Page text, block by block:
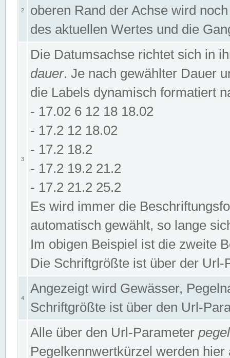
2
oberen Rand der Achse wird
des aktuellen Wertes und die
3
Die Datumsachse richtet sich in
dauer. Je nach gewählter Dauer
die Labels dynamisch formatiert
- 17.02 6 12 18 18.02
- 17.2 12 18.02
- 17.2 18.2
- 17.2 19.2 21.2
- 17.2 21.2 25.2
Es wird immer die
automatisch gewählt, so lange
Im obigen Beispiel ist die zweite
Die Schriftgrößte ist über der
4
Angezeigt wird Gewässer,
Schriftgrößte ist über den Url-
Alle über den Url-Parameter
Pegelkennwertkürzel werden